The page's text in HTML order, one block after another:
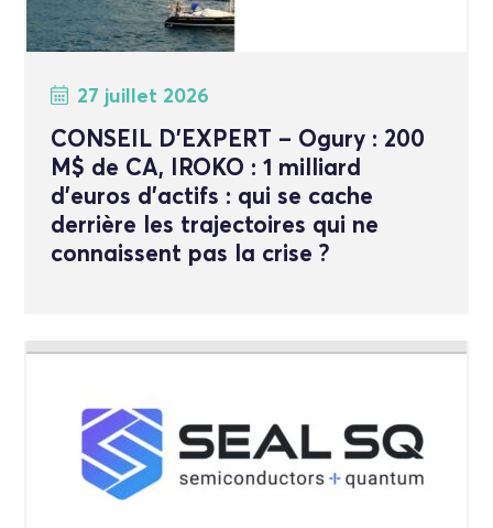
27 juillet 2026
CONSEIL D’EXPERT – Ogury : 200
M$ de CA, IROKO : 1 milliard
d’euros d’actifs : qui se cache
derrière les trajectoires qui ne
connaissent pas la crise ?